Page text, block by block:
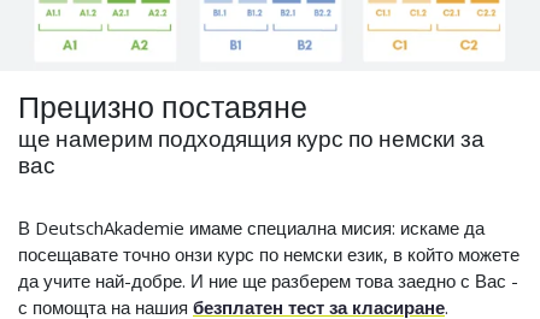
Прецизно поставяне
ще намерим подходящия курс по немски за
вас
В DeutschAkademie имаме специална мисия: искаме да
посещавате точно онзи курс по немски език, в който можете
да учите най-добре. И ние ще разберем това заедно с Вас -
с помощта на нашия безплатен тест за класиране.